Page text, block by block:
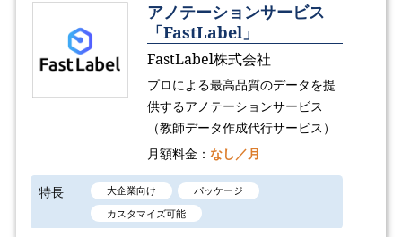
アノテーションサービス
「FastLabel」
FastLabel株式会社
プロによる最高品質のデータを提
供するアノテーションサービス
（教師データ作成代行サービス）
月額料金： なし／月
特長 大企業向け
パッケージ
カスタマイズ可能